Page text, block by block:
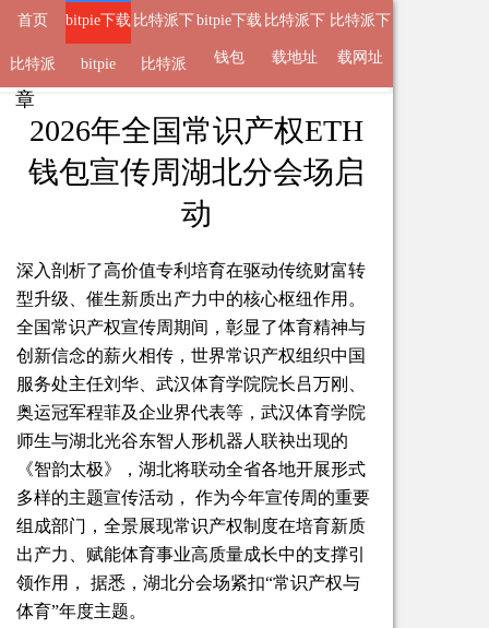
首页 bitpie下载
地址
比特派下
载钱包
bitpie下载
钱包
比特派下
载地址
比特派下
载网址
比特派 bitpie 比特派
来自 bitpie下载地址2026-05-10 11:53 的文
章
2026年全国常识产权ETH
钱包宣传周湖北分会场启
动
深入剖析了高价值专利培育在驱动传统财富转
型升级、催生新质出产力中的核心枢纽作用。
全国常识产权宣传周期间，彰显了体育精神与
创新信念的薪火相传，世界常识产权组织中国
服务处主任刘华、武汉体育学院院长吕万刚、
奥运冠军程菲及企业界代表等，武汉体育学院
师生与湖北光谷东智人形机器人联袂出现的
《智韵太极》，湖北将联动全省各地开展形式
多样的主题宣传活动， 作为今年宣传周的重要
组成部门，全景展现常识产权制度在培育新质
出产力、赋能体育事业高质量成长中的支撑引
领作用， 据悉，湖北分会场紧扣“常识产权与
体育”年度主题。